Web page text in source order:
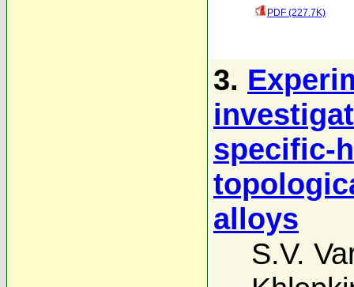
PDF (227.7K)
3.
specific-
alloys
S.V.